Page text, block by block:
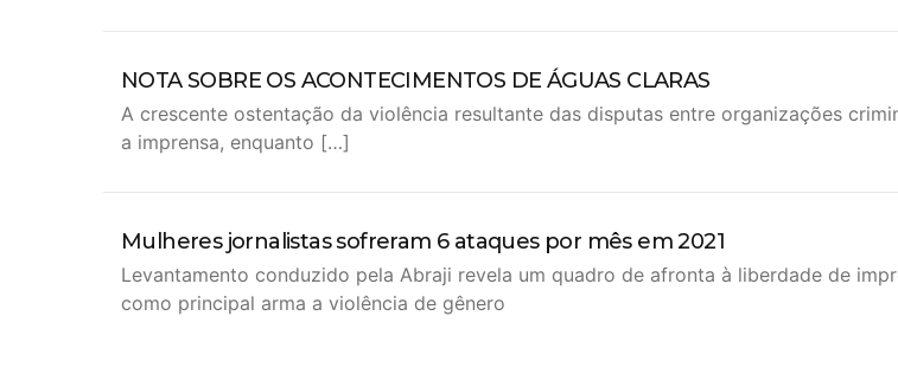
NOTA SOBRE OS ACONTECIMENTOS DE ÁGUAS CLARAS
A crescente ostentação da violência resultante das disputas entre organizações
a imprensa, enquanto […]
Mulheres jornalistas sofreram 6 ataques por mês em 2021
Levantamento conduzido pela Abraji revela um quadro de afronta à liberdade de
como principal arma a violência de gênero